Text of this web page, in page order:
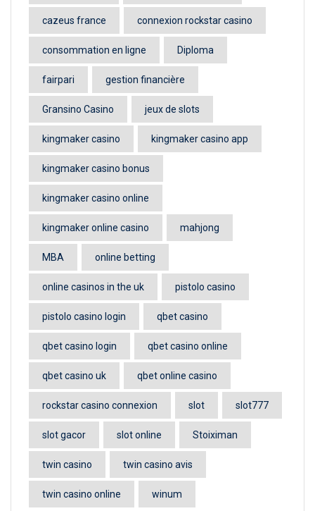
cazeus france connexion rockstar casino
consommation en ligne Diploma
fairpari gestion financière
Gransino Casino jeux de slots
kingmaker casino kingmaker casino app
kingmaker casino bonus
kingmaker casino online
kingmaker online casino mahjong
MBA online betting
online casinos in the uk pistolo casino
pistolo casino login qbet casino
qbet casino login qbet casino online
qbet casino uk qbet online casino
rockstar casino connexion slot slot777
slot gacor slot online Stoiximan
twin casino twin casino avis
twin casino online winum